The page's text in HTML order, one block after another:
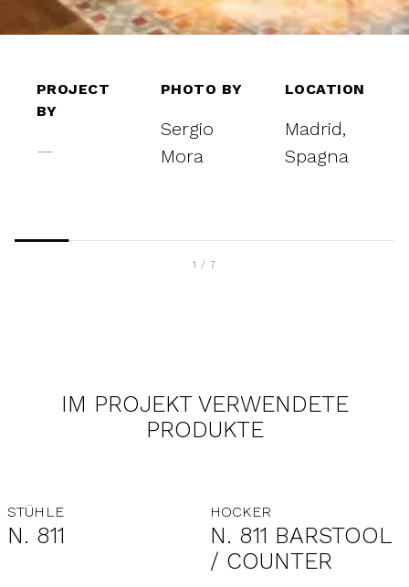
PROJECT
BY
—
PHOTO BY
Sergio
Mora
LOCATION
Madrid,
Spagna
1 /7
IM PROJEKT VERWENDETE
PRODUKTE
STÜHLE
N. 811
HOCKER
N. 811 BARSTOOL
/ COUNTER